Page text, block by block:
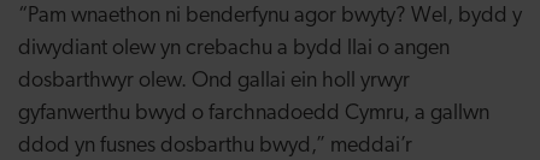
“Pam wnaethon ni benderfynu agor bwyty? Wel, bydd y
diwydiant olew yn crebachu a bydd llai o angen
dosbarthwyr olew. Ond gallai ein holl yrwyr
gyfanwerthu bwyd o farchnadoedd Cymru, a gallwn
ddod yn fusnes dosbarthu bwyd,” meddai’r